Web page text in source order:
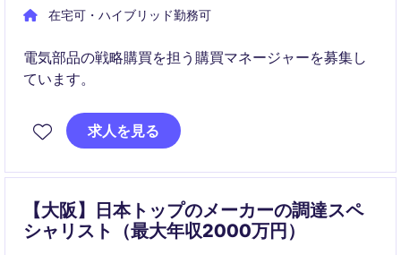
在宅可・ハイブリッド勤務可
電気部品の戦略購買を担う購買マネージャーを募集し
ています。
求人を見る
【大阪】日本トップのメーカーの調達スペ
シャリスト（最大年収2000万円）